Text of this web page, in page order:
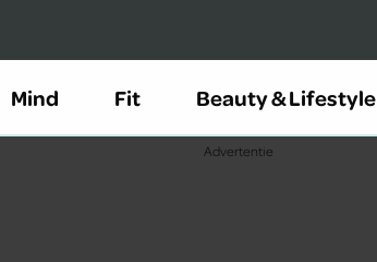
Mind Fit Beauty & Lifestyle